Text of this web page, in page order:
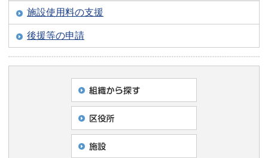
施設使用料の支援
後援等の申請